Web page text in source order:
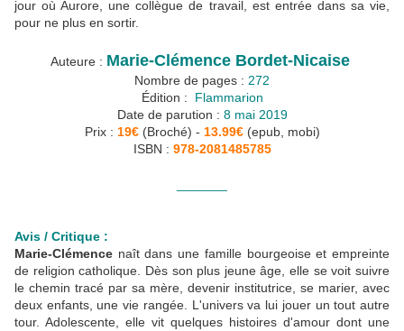
jour où Aurore, une collègue de travail, est entrée dans sa vie,
pour ne plus en sortir.
Auteure : Marie-Clémence Bordet-Nicaise
Nombre de pages : 272
Édition : Flammarion
Date de parution : 8 mai 2019
Prix : 19€(Broché) - 13.99€(epub, mobi)
ISBN : 978-2081485785
Avis / Critique :
Marie-Clémence naît dans une famille bourgeoise et empreinte
de religion catholique. Dès son plus jeune âge, elle se voit suivre
le chemin tracé par sa mère, devenir institutrice, se marier, avec
deux enfants, une vie rangée. L'univers va lui jouer un tout autre
tour. Adolescente, elle vit quelques histoires d'amour dont une